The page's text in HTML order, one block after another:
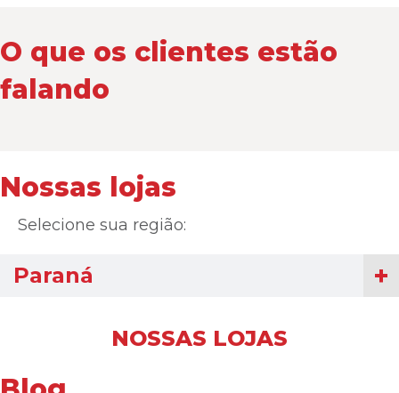
O que os clientes estão
falando
Nossas lojas
Selecione sua região:
Paraná
NOSSAS LOJAS